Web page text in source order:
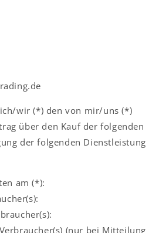
wir (*) den von mir/uns (*)
über den Kauf der folgenden
der folgenden Dienstleistung
am (*):
(nur bei Mitteilung